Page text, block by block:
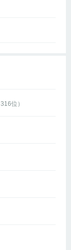
316位）